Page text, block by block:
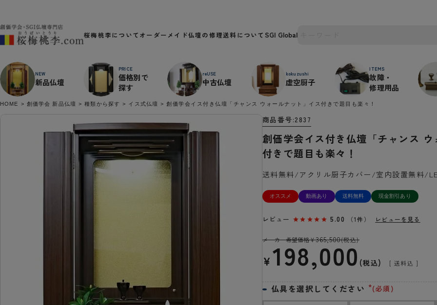
桜梅桃李について オーダーメイド仏壇の修理送料について
NEW
新品仏壇
PRICE
価格別で
探す
reUSE
中古仏壇
kokuzushi
虚空厨子
ITEMS
故障・
修理用品
HOME 創価学会 新品仏壇 種類から探す イス式仏壇 創価学会イス付き仏壇「チャンス ウォールナット」イス付きで題目も楽々！
商品番号 2837
創価学会イス付き仏壇「チャンス
付きで題目も楽々！
送料無料/アクリル厨子カバー/室内設置無料/
オススメ 動画あり 送料無料 現金割引あり
レビュー 5.00 （1件） レビューを見る
メーカー希望価格¥365,500(税込)
¥198,000 税込 送料込
仏具を選択してください (必須)